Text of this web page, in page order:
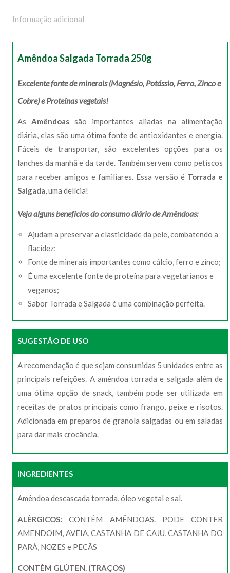
Informação adicional
Amêndoa Salgada Torrada 250g
Excelente fonte de minerais (Magnésio, Potássio, Ferro, Zinco e
Cobre) e Proteínas vegetais!
As Amêndoas são importantes aliadas na alimentação
diária, elas são uma ótima fonte de antioxidantes e energia.
Fáceis de transportar, são excelentes opções para os
lanches da manhã e da tarde. Também servem como petiscos
para receber amigos e familiares. Essa versão é Torrada e
Salgada , uma delícia!
Veja alguns benefícios do consumo diário de Amêndoas:
Ajudam a preservar a elasticidade da pele, combatendo a
flacidez;
Fonte de minerais importantes como cálcio, ferro e zinco;
É uma excelente fonte de proteína para vegetarianos e
veganos;
Sabor Torrada e Salgada é uma combinação perfeita.
SUGESTÃO DE USO
A recomendação é que sejam consumidas 5 unidades entre as
principais refeições. A amêndoa torrada e salgada além de
uma ótima opção de snack, também pode ser utilizada em
receitas de pratos principais como frango, peixe e risotos.
Adicionada em preparos de granola salgadas ou em saladas
para dar mais crocância.
INGREDIENTES
Amêndoa descascada torrada, óleo vegetal e sal.
ALÉRGICOS: CONTÉM AMÊNDOAS. PODE CONTER
AMENDOIM, AVEIA, CASTANHA DE CAJU, CASTANHA DO
PARÁ, NOZES e PECÃS
CONTÉM GLÚTEN. (TRAÇOS)